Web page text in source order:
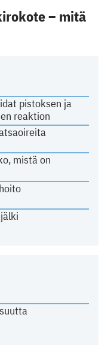
pistoksen ja
reaktion
mistä on
– mitä